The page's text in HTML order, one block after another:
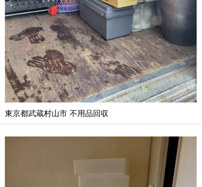
東京都武蔵村山市 不用品回収